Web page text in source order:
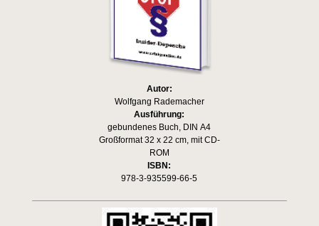
Autor:
Wolfgang Rademacher
Ausführung:
gebundenes Buch, DIN A4
Großformat 32 x 22 cm, mit CD-
ROM
ISBN:
978-3-935599-66-5